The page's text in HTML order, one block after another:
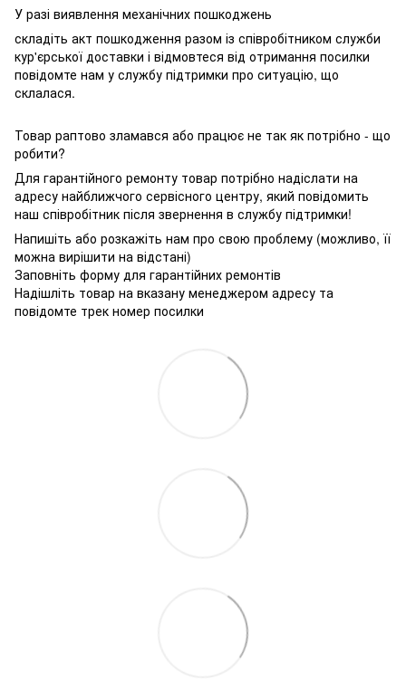
У разі виявлення механічних пошкоджень
складіть акт пошкодження разом із співробітником служби
кур'єрської доставки і відмовтеся від отримання посилки
повідомте нам у службу підтримки про ситуацію, що
склалася.
Товар раптово зламався або працює не так як потрібно - що
робити?
Для гарантійного ремонту товар потрібно надіслати на
адресу найближчого сервісного центру, який повідомить
наш співробітник після звернення в службу підтримки!
Напишіть або розкажіть нам про свою проблему (можливо, її
можна вирішити на відстані)
Заповніть форму для гарантійних ремонтів
Надішліть товар на вказану менеджером адресу та
повідомте трек номер посилки